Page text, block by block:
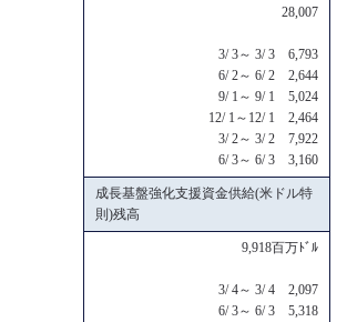
28,007
3/ 3～ 3/ 3 6,793
6/ 2～ 6/ 2 2,644
9/ 1～ 9/ 1 5,024
12/ 1～12/ 1 2,464
3/ 2～ 3/ 2 7,922
6/ 3～ 6/ 3 3,160
成長基盤強化支援資金供給(米ドル特
則)残高
9,918百万ﾄﾞﾙ
3/ 4～ 3/ 4 2,097
6/ 3～ 6/ 3 5,318